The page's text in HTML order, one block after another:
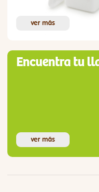
ver más
Encuentra tu
ver más